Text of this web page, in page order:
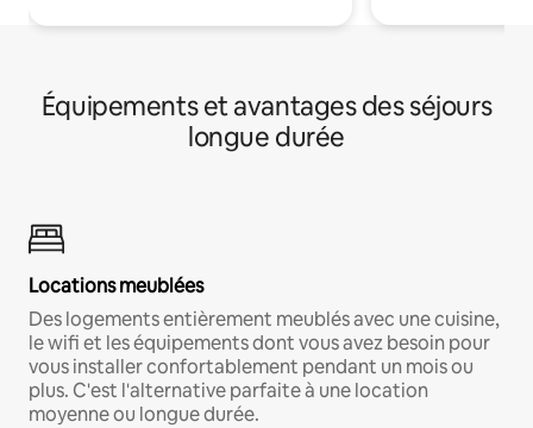
Équipements et avantages des séjours
longue durée
Locations meublées
Des logements entièrement meublés avec une cuisine,
le wifi et les équipements dont vous avez besoin pour
vous installer confortablement pendant un mois ou
plus. C'est l'alternative parfaite à une location
moyenne ou longue durée.